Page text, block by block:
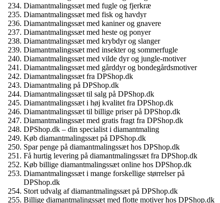
Diamantmalingssæt med fugle og fjerkræ
Diamantmalingssæt med fisk og havdyr
Diamantmalingssæt med kaniner og gnavere
Diamantmalingssæt med heste og ponyer
Diamantmalingssæt med krybdyr og slanger
Diamantmalingssæt med insekter og sommerfugle
Diamantmalingssæt med vilde dyr og jungle-motiver
Diamantmalingssæt med gårddyr og bondegårdsmotiver
Diamantmalingssæt fra DPShop.dk
Diamantmaling på DPShop.dk
Diamantmalingssæt til salg på DPShop.dk
Diamantmalingssæt i høj kvalitet fra DPShop.dk
Diamantmalingssæt til billige priser på DPShop.dk
Diamantmalingssæt med gratis fragt fra DPShop.dk
DPShop.dk – din specialist i diamantmaling
Køb diamantmalingssæt på DPShop.dk
Spar penge på diamantmalingssæt hos DPShop.dk
Få hurtig levering på diamantmalingssæt fra DPShop.dk
Køb billige diamantmalingssæt online hos DPShop.dk
Diamantmalingssæt i mange forskellige størrelser på
DPShop.dk
Stort udvalg af diamantmalingssæt på DPShop.dk
Billige diamantmalingssæt med flotte motiver hos DPShop.dk